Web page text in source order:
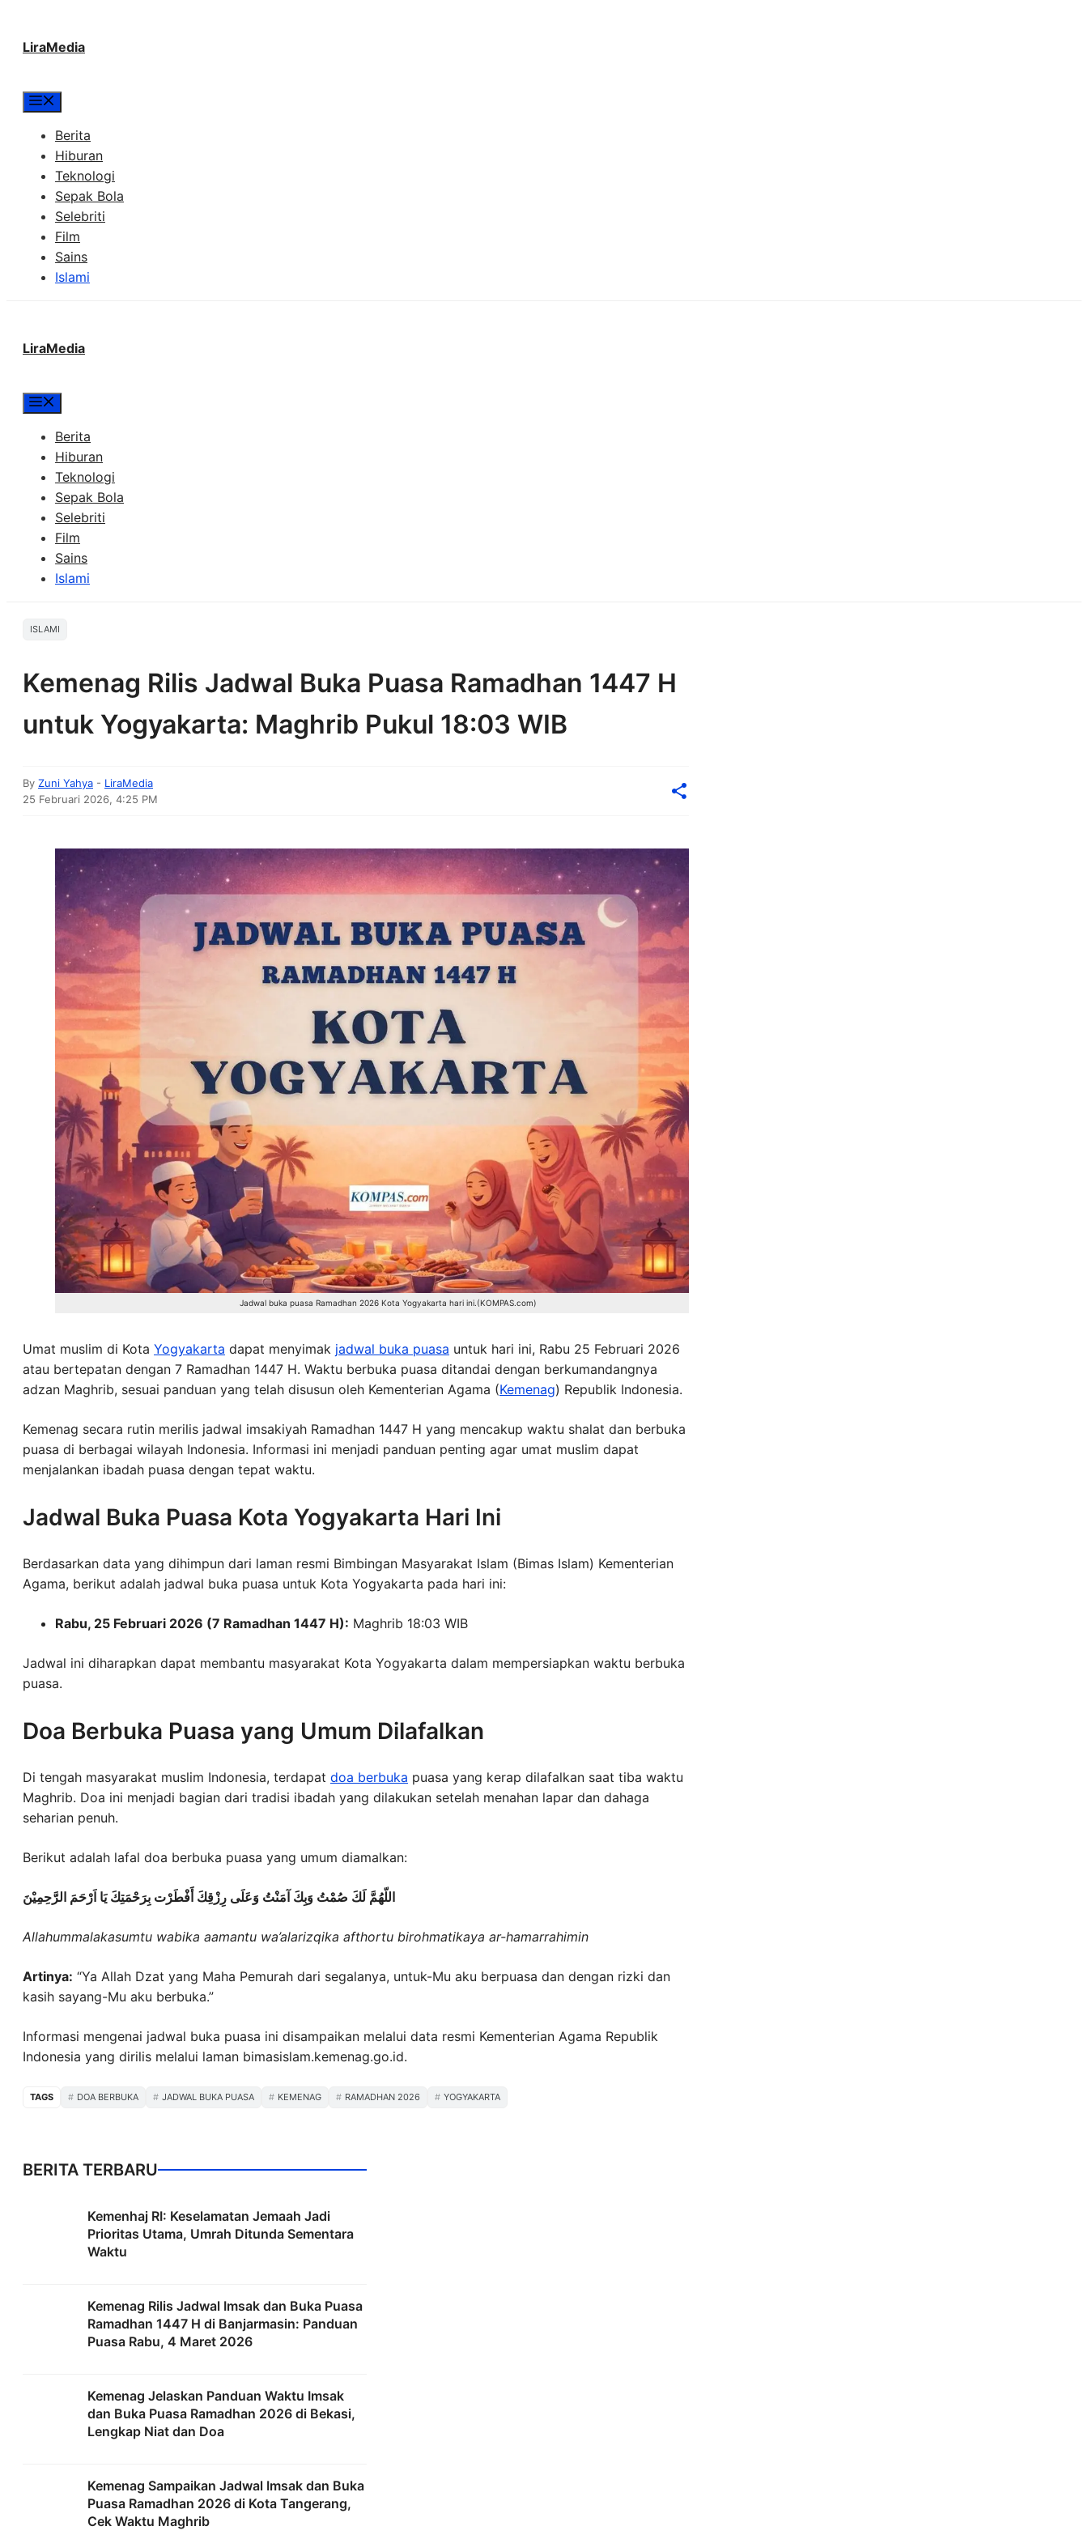
LiraMedia
Berita
Hiburan
Teknologi
Sepak Bola
Selebriti
Film
Sains
Islami
LiraMedia
Berita
Hiburan
Teknologi
Sepak Bola
Selebriti
Film
Sains
Islami
ISLAMI
Kemenag Rilis Jadwal Buka Puasa Ramadhan 1447 H
untuk Yogyakarta: Maghrib Pukul 18:03 WIB
By Zuni Yahya - LiraMedia
25 Februari 2026, 4:25 PM
Jadwal buka puasa Ramadhan 2026 Kota Yogyakarta hari ini.(KOMPAS.com)
Umat muslim di Kota Yogyakarta dapat menyimak jadwal buka puasa untuk hari ini, Rabu 25 Februari 2026
atau bertepatan dengan 7 Ramadhan 1447 H. Waktu berbuka puasa ditandai dengan berkumandangnya
adzan Maghrib, sesuai panduan yang telah disusun oleh Kementerian Agama (Kemenag) Republik Indonesia.
Kemenag secara rutin merilis jadwal imsakiyah Ramadhan 1447 H yang mencakup waktu shalat dan berbuka
puasa di berbagai wilayah Indonesia. Informasi ini menjadi panduan penting agar umat muslim dapat
menjalankan ibadah puasa dengan tepat waktu.
Jadwal Buka Puasa Kota Yogyakarta Hari Ini
Berdasarkan data yang dihimpun dari laman resmi Bimbingan Masyarakat Islam (Bimas Islam) Kementerian
Agama, berikut adalah jadwal buka puasa untuk Kota Yogyakarta pada hari ini:
Rabu, 25 Februari 2026 (7 Ramadhan 1447 H): Maghrib 18:03 WIB
Jadwal ini diharapkan dapat membantu masyarakat Kota Yogyakarta dalam mempersiapkan waktu berbuka
puasa.
Doa Berbuka Puasa yang Umum Dilafalkan
Di tengah masyarakat muslim Indonesia, terdapat doa berbuka puasa yang kerap dilafalkan saat tiba waktu
Maghrib. Doa ini menjadi bagian dari tradisi ibadah yang dilakukan setelah menahan lapar dan dahaga
seharian penuh.
Berikut adalah lafal doa berbuka puasa yang umum diamalkan:
اللّهُمَّ لَكَ صُمْتُ وَبِكَ آمَنْتُ وَعَلَى رِزْقِكَ أَفْطَرْت بِرَحْمَتِكَ يَا اَرْحَمَ الرَّحِمِيْنَ
Allahummalakasumtu wabika aamantu wa’alarizqika afthortu birohmatikaya ar-hamarrahimin
Artinya: “Ya Allah Dzat yang Maha Pemurah dari segalanya, untuk-Mu aku berpuasa dan dengan rizki dan
kasih sayang-Mu aku berbuka.”
Informasi mengenai jadwal buka puasa ini disampaikan melalui data resmi Kementerian Agama Republik
Indonesia yang dirilis melalui laman bimasislam.kemenag.go.id.
TAGS DOA BERBUKA JADWAL BUKA PUASA KEMENAG RAMADHAN 2026 YOGYAKARTA
BERITA TERBARU
Kemenhaj RI: Keselamatan Jemaah Jadi
Prioritas Utama, Umrah Ditunda Sementara
Waktu
Kemenag Rilis Jadwal Imsak dan Buka Puasa
Ramadhan 1447 H di Banjarmasin: Panduan
Puasa Rabu, 4 Maret 2026
Kemenag Jelaskan Panduan Waktu Imsak
dan Buka Puasa Ramadhan 2026 di Bekasi,
Lengkap Niat dan Doa
Kemenag Sampaikan Jadwal Imsak dan Buka
Puasa Ramadhan 2026 di Kota Tangerang,
Cek Waktu Maghrib